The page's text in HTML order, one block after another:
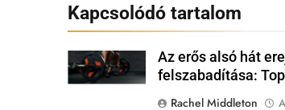
Kapcsolódó tartalom
Shutterstock
Az erős alsó hát
felszabadítása:
Rachel Middleton